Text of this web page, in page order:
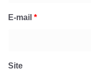
E-mail *
Site